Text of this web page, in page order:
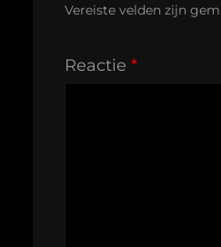
Vereiste velden zijn
Reactie *